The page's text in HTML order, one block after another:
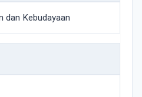
dan Kebudayaan